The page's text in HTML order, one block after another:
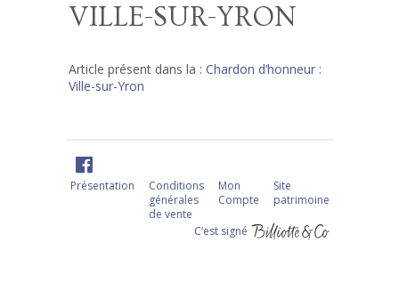
VILLE-SUR-YRON
Article présent dans la :Chardon d’honneur :
Ville-sur-Yron
Présentation
Conditions
générales
de vente
Mon
Compte
Site
patrimoine
C‘est signé